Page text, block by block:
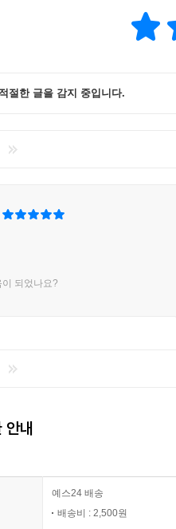
절한 글을 감지 중입니다.
되었나요?
안내
예스24 배송
배송비 : 2,500원